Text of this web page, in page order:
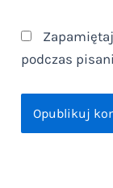
podczas